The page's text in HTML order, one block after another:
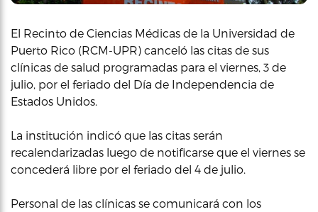
El Recinto de Ciencias Médicas de la Universidad de
Puerto Rico (RCM-UPR) canceló las citas de sus
clínicas de salud programadas para el viernes, 3 de
julio, por el feriado del Día de Independencia de
Estados Unidos.
La institución indicó que las citas serán
recalendarizadas luego de notificarse que el viernes se
concederá libre por el feriado del 4 de julio.
Personal de las clínicas se comunicará con los